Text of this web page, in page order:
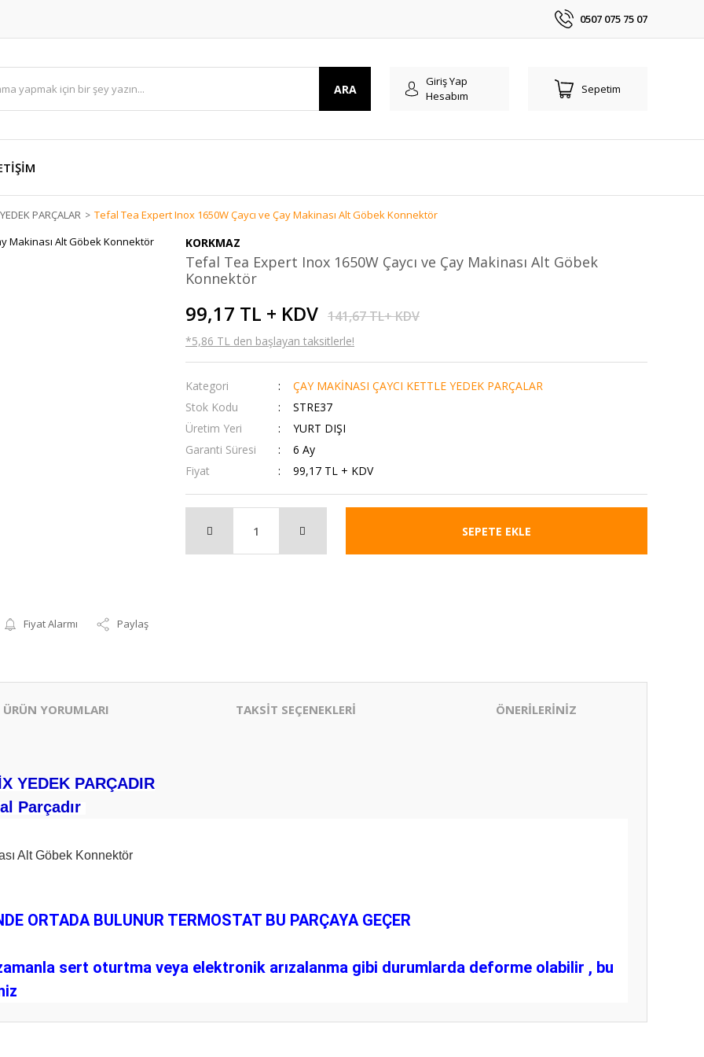
0507 075 75 07
ARA
Giriş Yap
Hesabım
Sepetim
PARÇALAR Tefal Tea Expert Inox 1650W Çaycı ve Çay Makinası Alt Göbek Konnektör
Fiyat Alarmı Paylaş
KORKMAZ
Tefal Tea Expert Inox 1650W Çaycı ve Çay Makinası Alt Göbek
Konnektör
99,17 TL + KDV 141,67 TL+ KDV
*5,86 TL den başlayan taksitlerle!
Kategori
ÇAY MAKİNASI ÇAYCI KETTLE YEDEK PARÇALAR
Stok Kodu
STRE37
Üretim Yeri
YURT DIŞI
Garanti Süresi
6 Ay
Fiyat
99,17 TL + KDV
SEPETE EKLE
ÜRÜN YORUMLARI TAKSİT SEÇENEKLERİ ÖNERİLERİNİZ
YEDEK PARÇADIR
Parçadır
Alt Göbek Konnektör
ORTADA BULUNUR TERMOSTAT BU PARÇAYA GEÇER
zamanla sert oturtma veya elektronik arızalanma gibi durumlarda deforme olabilir , bu